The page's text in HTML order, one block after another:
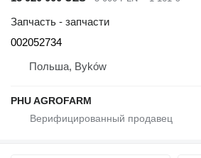
Запчасть - запчасти
002052734
Польша, Byków
PHU AGROFARM